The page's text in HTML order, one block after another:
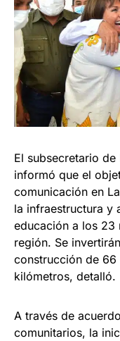
El subsecretario
informó que el
comunicación en
la infraestructura y
educación a los 23
región. Se
construcción de 66
kilómetros, detalló.
A través de
comunitarios, la